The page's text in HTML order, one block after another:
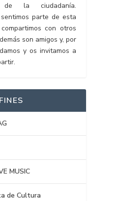
de la ciudadanía.
parte de esta
con otros
son amigos y, por
y os invitamos a
MUSIC
de Cultura